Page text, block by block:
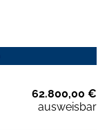
62.800,00 €
ausweisbar